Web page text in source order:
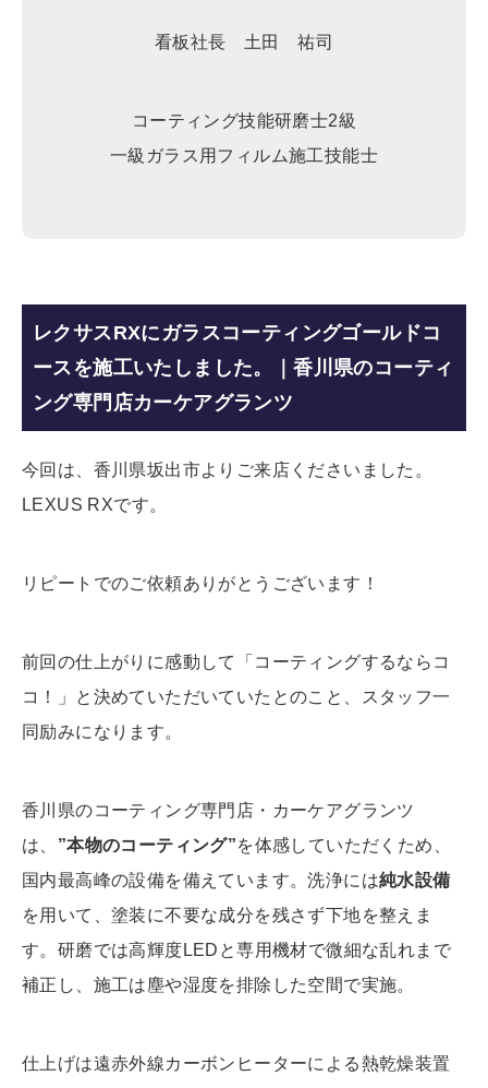
看板社長 土田 祐司
コーティング技能研磨士2級
一級ガラス用フィルム施工技能士
レクサスRXにガラスコーティングゴールドコ
ースを施工いたしました。｜香川県のコーティ
ング専門店カーケアグランツ
今回は、香川県坂出市よりご来店くださいました。
LEXUS RXです。
リピートでのご依頼ありがとうございます！
前回の仕上がりに感動して「コーティングするならコ
コ！」と決めていただいていたとのこと、スタッフ一
同励みになります。
香川県のコーティング専門店・カーケアグランツ
は、 ”本物のコーティング”を体感していただくため、
国内最高峰の設備を備えています。洗浄には純水設備
を用いて、塗装に不要な成分を残さず下地を整えま
す。研磨では高輝度LEDと専用機材で微細な乱れまで
補正し、施工は塵や湿度を排除した空間で実施。
仕上げは遠赤外線カーボンヒーターによる熱乾燥装置